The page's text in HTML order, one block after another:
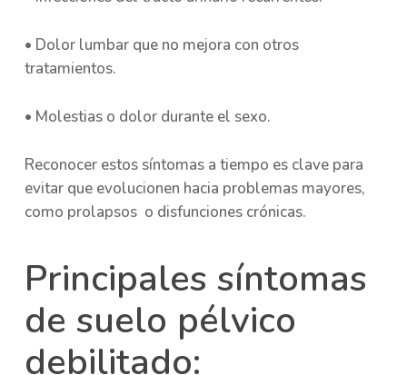
• Dolor lumbar que no mejora con otros
tratamientos.
• Molestias o dolor durante el sexo.
Reconocer estos síntomas a tiempo es clave para
evitar que evolucionen hacia problemas mayores,
como prolapsos o disfunciones crónicas.
Principales síntomas
de suelo pélvico
debilitado: